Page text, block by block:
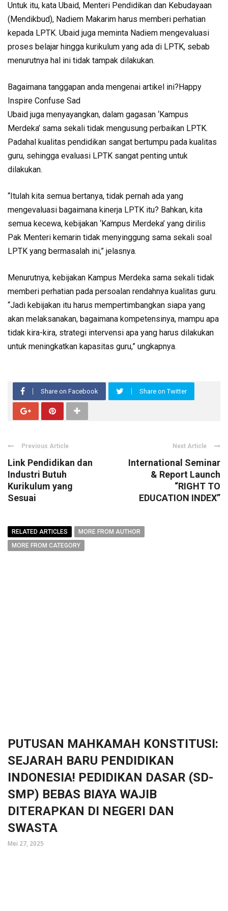
Untuk itu, kata Ubaid, Menteri Pendidikan dan Kebudayaan
(Mendikbud), Nadiem Makarim harus memberi perhatian
kepada LPTK. Ubaid juga meminta Nadiem mengevaluasi
proses belajar hingga kurikulum yang ada di LPTK, sebab
menurutnya hal ini tidak tampak dilakukan.
Bagaimana tanggapan anda mengenai artikel ini?Happy
Inspire Confuse Sad
Ubaid juga menyayangkan, dalam gagasan ‘Kampus
Merdeka’ sama sekali tidak mengusung perbaikan LPTK.
Padahal kualitas pendidikan sangat bertumpu pada kualitas
guru, sehingga evaluasi LPTK sangat penting untuk
dilakukan.
“Itulah kita semua bertanya, tidak pernah ada yang
mengevaluasi bagaimana kinerja LPTK itu? Bahkan, kita
semua kecewa, kebijakan ‘Kampus Merdeka’ yang dirilis
Pak Menteri kemarin tidak menyinggung sama sekali soal
LPTK yang bermasalah ini,” jelasnya.
Menurutnya, kebijakan Kampus Merdeka sama sekali tidak
memberi perhatian pada persoalan rendahnya kualitas guru.
“Jadi kebijakan itu harus mempertimbangkan siapa yang
akan melaksanakan, bagaimana kompetensinya, mampu apa
tidak kira-kira, strategi intervensi apa yang harus dilakukan
untuk meningkatkan kapasitas guru,” ungkapnya.
Share on Facebook Share on Twitter
Previous Article
Link Pendidikan dan
Industri Butuh
Kurikulum yang
Sesuai
Next Article
International Seminar
& Report Launch
“RIGHT TO
EDUCATION INDEX”
RELATED ARTICLES
MORE FROM AUTHOR
MORE FROM CATEGORY
PUTUSAN MAHKAMAH KONSTITUSI:
SEJARAH BARU PENDIDIKAN
INDONESIA! PEDIDIKAN DASAR (SD-
SMP) BEBAS BIAYA WAJIB
DITERAPKAN DI NEGERI DAN
SWASTA
Mei 27, 2025